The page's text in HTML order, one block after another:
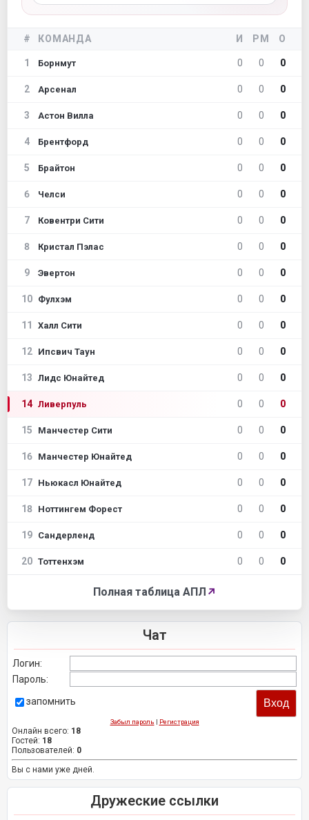
# КОМАНДА И РМ О
1 Борнмут 0 0 0
2 Арсенал 0 0 0
3 Астон Вилла 0 0 0
4 Брентфорд 0 0 0
5 Брайтон 0 0 0
6 Челси 0 0 0
7 Ковентри Сити 0 0 0
8 Кристал Пэлас 0 0 0
9 Эвертон 0 0 0
10 Фулхэм 0 0 0
11 Халл Сити 0 0 0
12 Ипсвич Таун 0 0 0
13 Лидс Юнайтед 0 0 0
14 Ливерпуль 0 0 0
15 Манчестер Сити 0 0 0
16 Манчестер Юнайтед 0 0 0
17 Ньюкасл Юнайтед 0 0 0
18 Ноттингем Форест 0 0 0
19 Сандерленд 0 0 0
20 Тоттенхэм 0 0 0
Полная таблица АПЛ ↗
Чат
Логин:
Пароль:
запомнить
Забыл пароль | Регистрация
Онлайн всего: 18
Гостей: 18
Пользователей: 0
Вы с нами уже дней.
Дружеские ссылки